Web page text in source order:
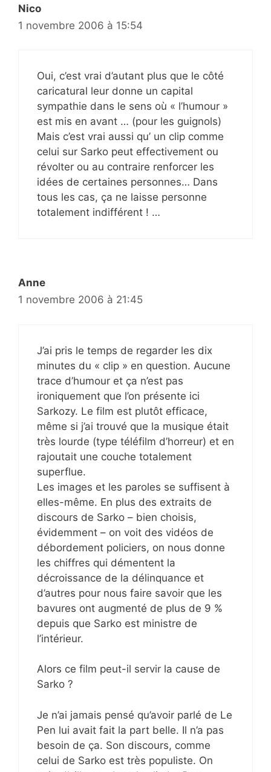
Nico
1 novembre 2006 à 15:54
Oui, c’est vrai d’autant plus que le côté
caricatural leur donne un capital
sympathie dans le sens où « l’humour »
est mis en avant … (pour les guignols)
Mais c’est vrai aussi qu’ un clip comme
celui sur Sarko peut effectivement ou
révolter ou au contraire renforcer les
idées de certaines personnes… Dans
tous les cas, ça ne laisse personne
totalement indifférent ! …
Anne
1 novembre 2006 à 21:45
J’ai pris le temps de regarder les dix
minutes du « clip » en question. Aucune
trace d’humour et ça n’est pas
ironiquement que l’on présente ici
Sarkozy. Le film est plutôt efficace,
même si j’ai trouvé que la musique était
très lourde (type téléfilm d’horreur) et en
rajoutait une couche totalement
superflue.
Les images et les paroles se suffisent à
elles-même. En plus des extraits de
discours de Sarko – bien choisis,
évidemment – on voit des vidéos de
débordement policiers, on nous donne
les chiffres qui démentent la
décroissance de la délinquance et
d’autres pour nous faire savoir que les
bavures ont augmenté de plus de 9 %
depuis que Sarko est ministre de
l’intérieur.
Alors ce film peut-il servir la cause de
Sarko ?
Je n’ai jamais pensé qu’avoir parlé de Le
Pen lui avait fait la part belle. Il n’a pas
besoin de ça. Son discours, comme
celui de Sarko est très populiste. On